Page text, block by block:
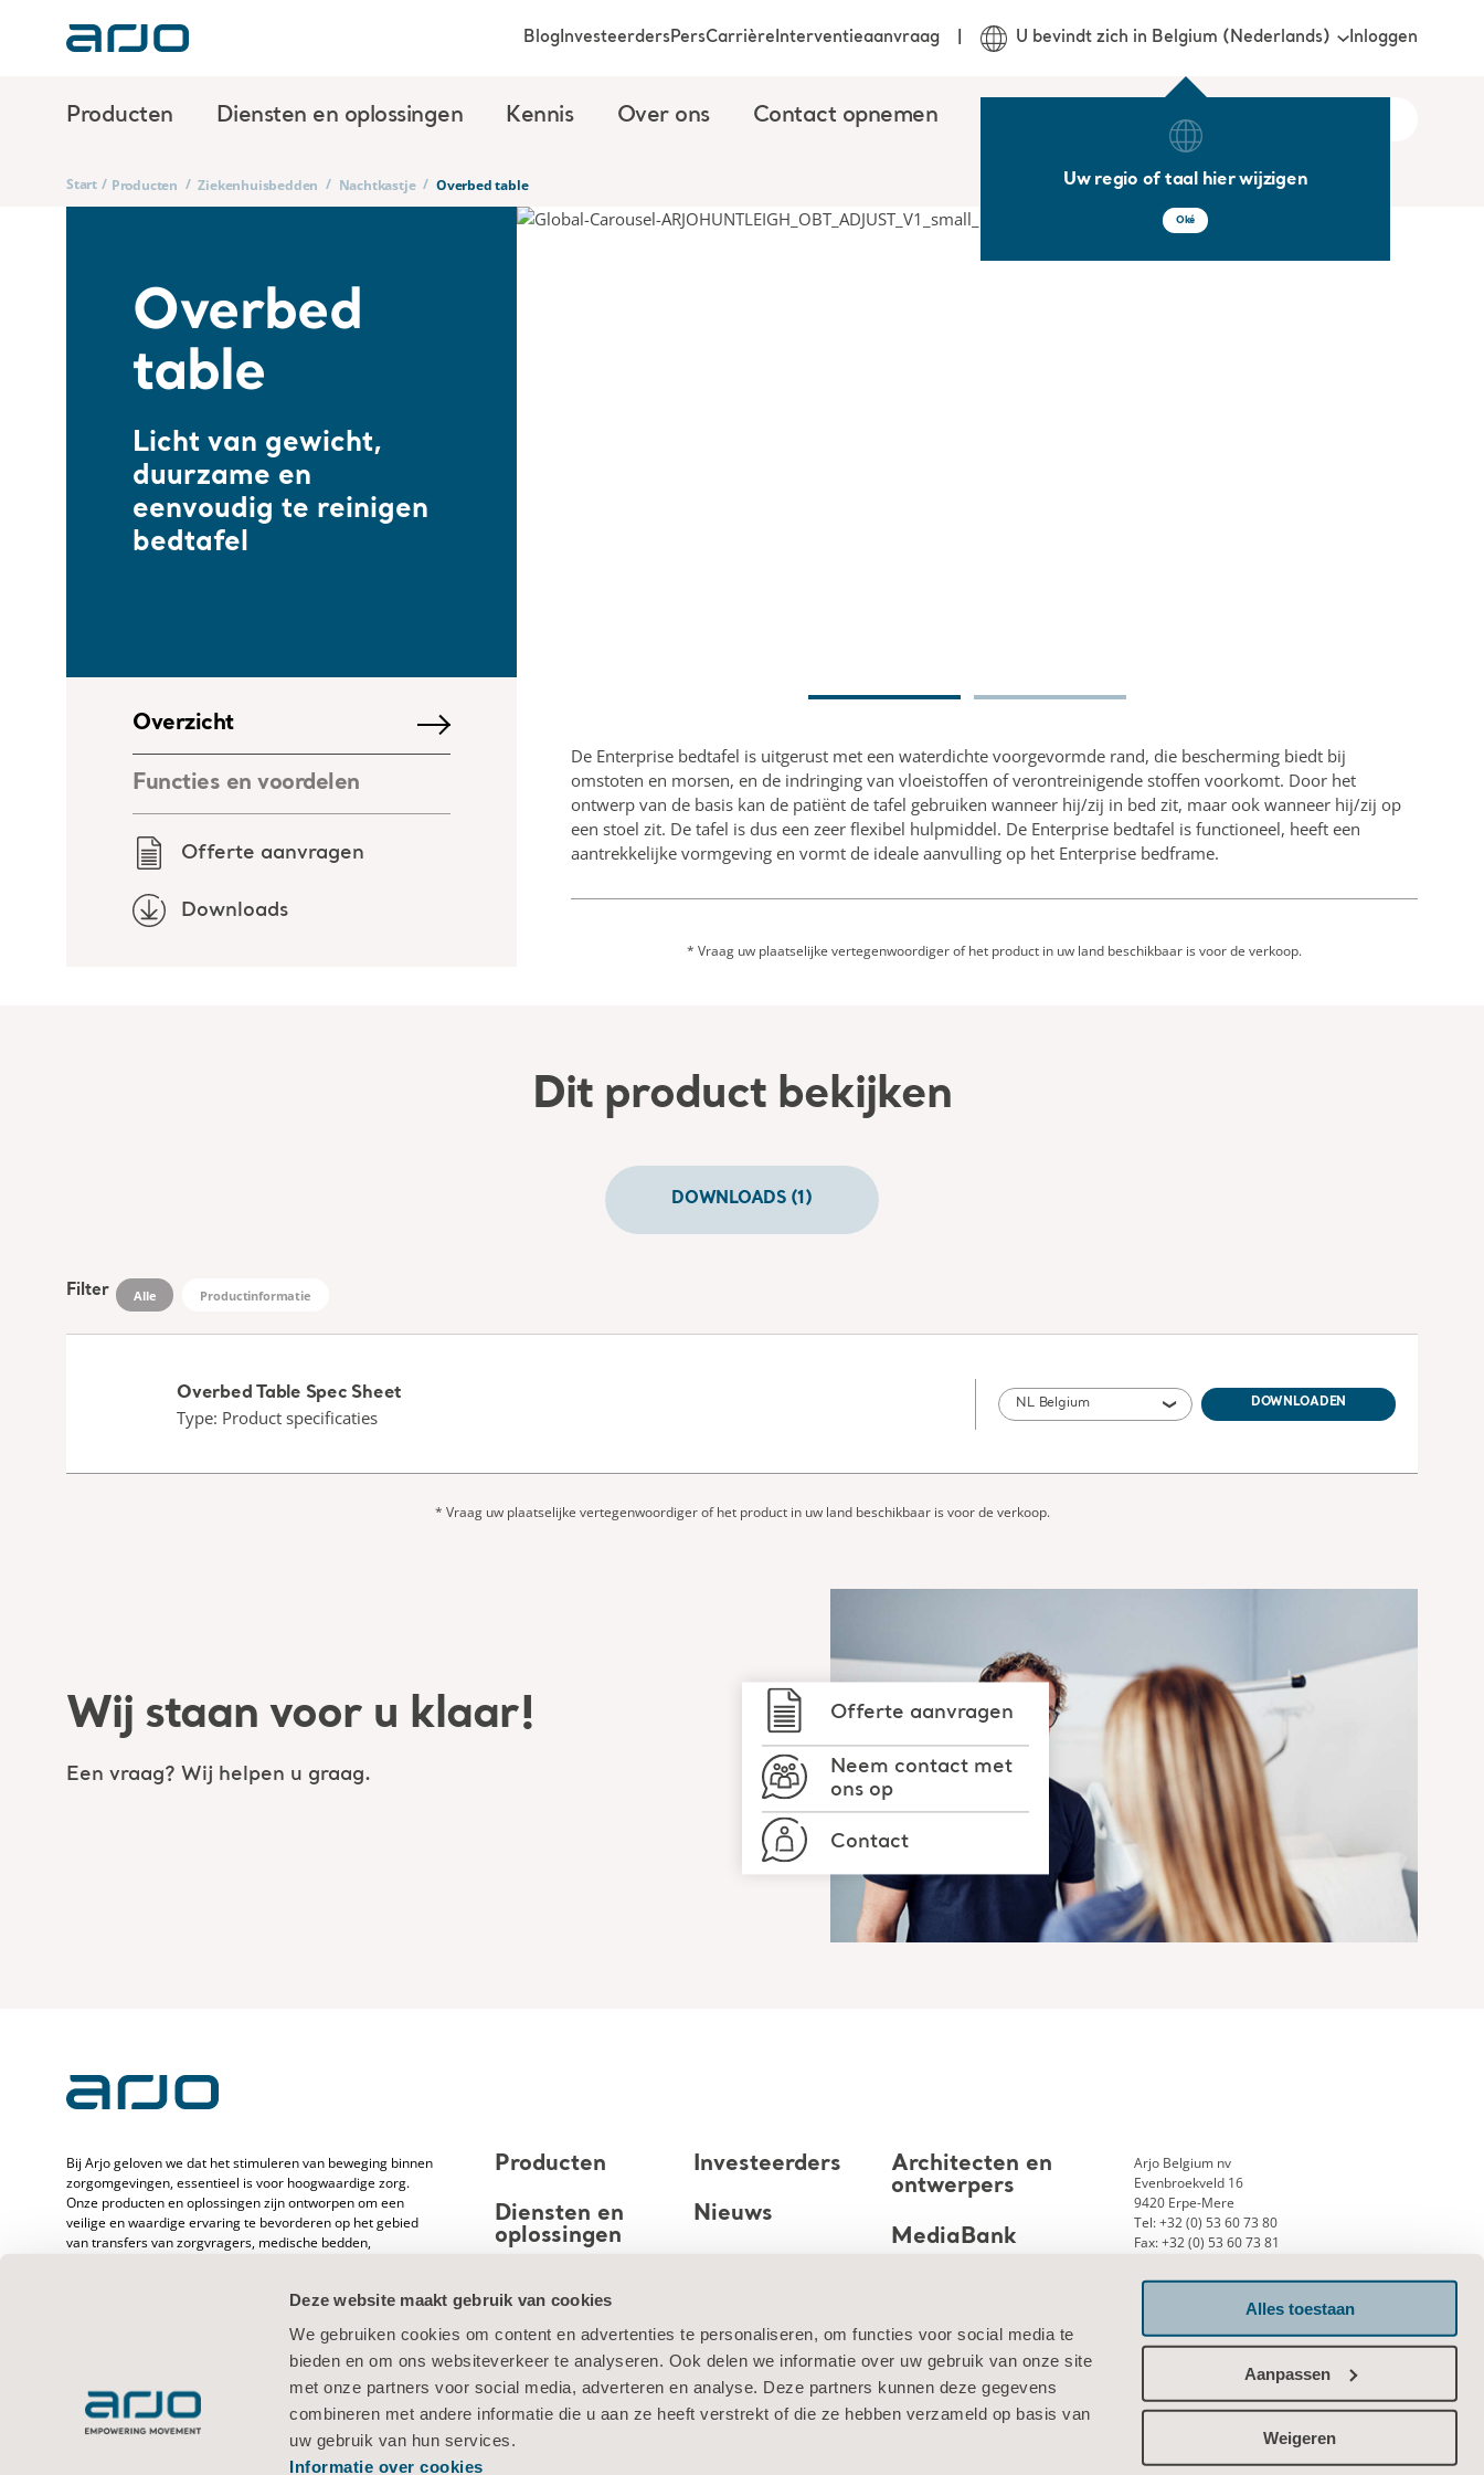
Deze website maakt gebruik van cookies
We gebruiken cookies om content en advertenties te personaliseren, om functies voor social media te
bieden en om ons websiteverkeer te analyseren. Ook delen we informatie over uw gebruik van onze site
met onze partners voor social media, adverteren en analyse. Deze partners kunnen deze gegevens
combineren met andere informatie die u aan ze heeft verstrekt of die ze hebben verzameld op basis van
uw gebruik van hun services.
Informatie over cookies
Alles toestaan
Aanpassen
Weigeren
Producten Diensten en oplossingen Kennis Over ons Contact opnemen
BlogInvesteerdersPersCarrièreInterventieaanvraag U bevindt zich in Belgium (Nederlands)
Uw regio of taal hier wijzigen
Oké
Inloggen
Start / Producten / Ziekenhuisbedden / Nachtkastje / Overbed table
Overbed
table
Licht van gewicht,
duurzame en
eenvoudig te reinigen
bedtafel
Overzicht
Functies en voordelen
Offerte aanvragen
Downloads
De Enterprise bedtafel is uitgerust met een waterdichte voorgevormde rand, die bescherming biedt bij
omstoten en morsen, en de indringing van vloeistoffen of verontreinigende stoffen voorkomt. Door het
ontwerp van de basis kan de patiënt de tafel gebruiken wanneer hij/zij in bed zit, maar ook wanneer hij/zij op
een stoel zit. De tafel is dus een zeer flexibel hulpmiddel. De Enterprise bedtafel is functioneel, heeft een
aantrekkelijke vormgeving en vormt de ideale aanvulling op het Enterprise bedframe.
* Vraag uw plaatselijke vertegenwoordiger of het product in uw land beschikbaar is voor de verkoop.
Dit product bekijken
DOWNLOADS (1)
Filter Alle Productinformatie
Overbed Table Spec Sheet
Type: Product specificaties
NL Belgium DOWNLOADEN
* Vraag uw plaatselijke vertegenwoordiger of het product in uw land beschikbaar is voor de verkoop.
Wij staan voor u klaar!
Een vraag? Wij helpen u graag.
Offerte aanvragen
Neem contact met
ons op
Contact
Bij Arjo geloven we dat het stimuleren van beweging binnen
zorgomgevingen, essentieel is voor hoogwaardige zorg.
Onze producten en oplossingen zijn ontworpen om een
veilige en waardige ervaring te bevorderen op het gebied
van transfers van zorgvragers, medische bedden,
meer dan 6500 werknemers wereldwijd en 65 jaar zorg voor
gezondheid van mensen met mobiliteitsproblemen te
Producten
Diensten en
oplossingen
Over ons
Neem contact
met ons op
Investeerders
Nieuws
Architecten en
ontwerpers
MediaBank
Arjo Belgium nv
Evenbroekveld 16
9420 Erpe-Mere
Tel: +32 (0) 53 60 73 80
Fax: +32 (0) 53 60 73 81
Neem contact met ons op